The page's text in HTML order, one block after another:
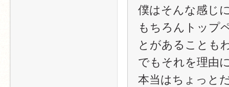
僕はそんな感じ
もちろんトップ
とがあることも
でもそれを理由
本当はちょっと